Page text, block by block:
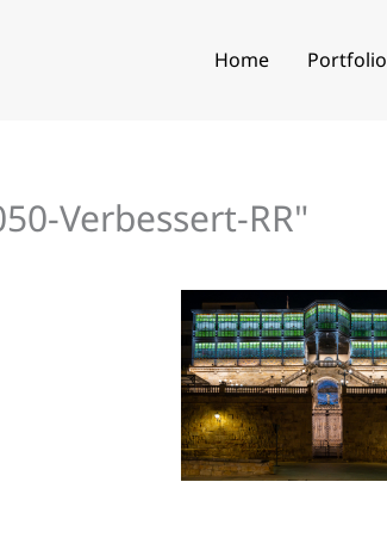
Home Portfolio
Verbessert-RR"